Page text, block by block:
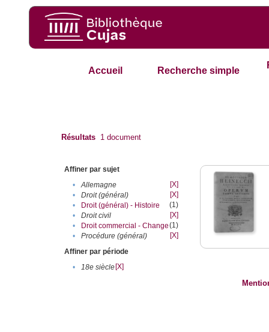
Accueil Recherche simple
Résultats 1 document
Affiner par sujet
•
Allemagne
[X]
•
Droit (général)
[X]
•
Droit (général) - Histoire
(1)
•
Droit civil
[X]
•
Droit commercial - Change(1)
•
Procédure (général)
[X]
Affiner par période
•
18e siècle[X]